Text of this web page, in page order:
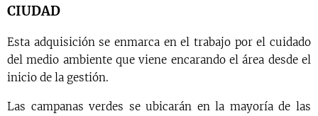
CIUDAD
Esta adquisición se enmarca en el trabajo por el cuidado
del medio ambiente que viene encarando el área desde el
inicio de la gestión.
Las campanas verdes se ubicarán en la mayoría de las